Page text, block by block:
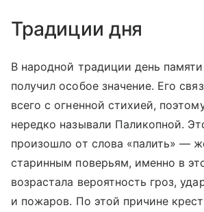
Традиции дня
В народной традиции день
получил особое значение. Его
всего с огненной стихией,
нередко называли Паликопной.
произошло от слова «палить» —
старинным поверьям, именно в
возрастала вероятность гроз,
и пожаров. По этой причине